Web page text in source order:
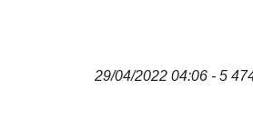
29/04/2022 04:06 - 5